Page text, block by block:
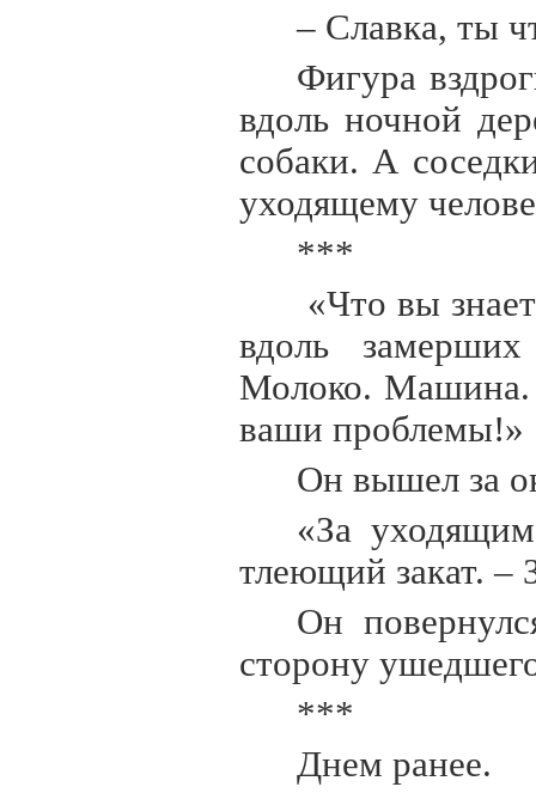
– Славка, ты
Фигура
вдоль ночной
собаки. А
уходящему
***
«Что вы
вдоль
Молоко. Машина.
ваши проблемы!»
Он вышел за
«За
тлеющий закат. –
Он
сторону
***
Днем ранее.